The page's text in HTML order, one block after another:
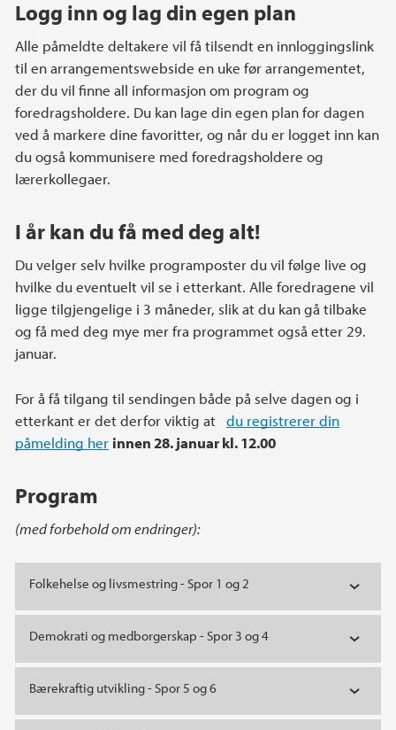
Logg inn og lag din egen plan
Alle påmeldte deltakere vil få tilsendt en innloggingslink
til en arrangementswebside en uke før arrangementet,
der du vil finne all informasjon om program og
foredragsholdere. Du kan lage din egen plan for dagen
ved å markere dine favoritter, og når du er logget inn kan
du også kommunisere med foredragsholdere og
lærerkollegaer.
I år kan du få med deg alt!
Du velger selv hvilke programposter du vil følge live og
hvilke du eventuelt vil se i etterkant. Alle foredragene vil
ligge tilgjengelige i 3 måneder, slik at du kan gå tilbake
og få med deg mye mer fra programmet også etter 29.
januar.
For å få tilgang til sendingen både på selve dagen og i
etterkant er det derfor viktig at du registrerer din
påmelding her innen 28. januar kl. 12.00
Program
(med forbehold om endringer):
Folkehelse og livsmestring - Spor 1 og 2
Demokrati og medborgerskap - Spor 3 og 4
Bærekraftig utvikling - Spor 5 og 6